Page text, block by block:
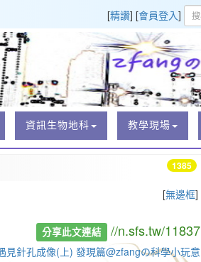
[精讚] [會員登入]
資訊生物地科 教學現場
[無邊框]
1385
分享此文連結 //n.sfs.tw/11837
見針孔成像(上) 發現篇@zfangの科學小玩意